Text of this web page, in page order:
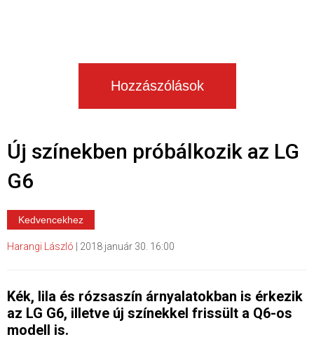
Hozzászólások
Új színekben próbálkozik az LG
G6
Kedvencekhez
Harangi László | 2018 január 30. 16:00
Kék, lila és rózsaszín árnyalatokban is érkezik
az LG G6, illetve új színekkel frissült a Q6-os
modell is.